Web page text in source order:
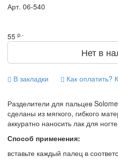
Арт. 06-540
55 р.-
Нет в
В закладки Как оплатить?
Разделители для пальцев
сделаны из мягкого, гибкого
аккуратно наносить лак для
Способ применения:
вставьте каждый палец в